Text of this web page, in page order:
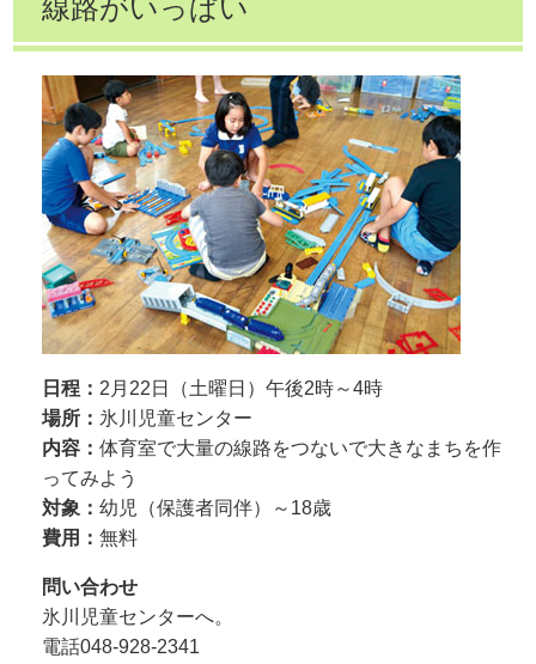
線路がいっぱい
日程： 2月22日（土曜日）午後2時～4時
場所： 氷川児童センター
内容：体育室で大量の線路をつないで大きなまちを作
ってみよう
対象：幼児（保護者同伴）～18歳
費用：無料
問い合わせ
氷川児童センターへ。
電話048-928-2341